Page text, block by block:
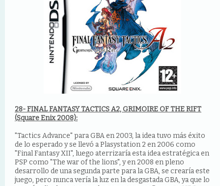
28- FINAL FANTASY TACTICS A2, GRIMOIRE OF THE RIFT
(Square Enix 2008):
"Tactics Advance" para GBA en 2003, la idea tuvo más éxito
de lo esperado y se llevó a Plasystation 2 en 2006 como
"Final Fantasy XII", luego aterrizaría esta idea estratégica en
PSP como "The war of the lions", y en 2008 en pleno
desarrollo de una segunda parte para la GBA, se crearía este
juego, pero nunca vería la luz en la desgastada GBA, ya que lo